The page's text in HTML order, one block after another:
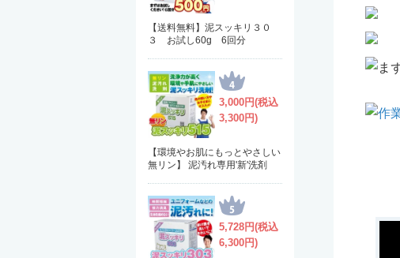
【送料無料】泥スッキリ３０
３ お試し60g 6回分
3,000円(税込
3,300円)
【環境やお肌にもっとやさしい
無リン】 泥汚れ専用'新'洗剤
5,728円(税込
6,300円)